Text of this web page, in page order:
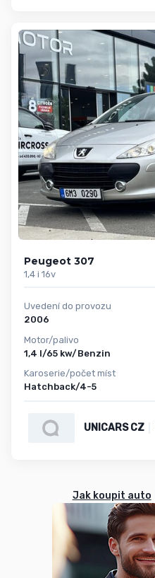
Peugeot 307
1,4 i 16v
Uvedení do provozu
2006
Motor/palivo
1,4 l/65 kw/Benzin
Karoserie/počet míst
Hatchback/4-5
UNICARS CZ
Jak koupit auto